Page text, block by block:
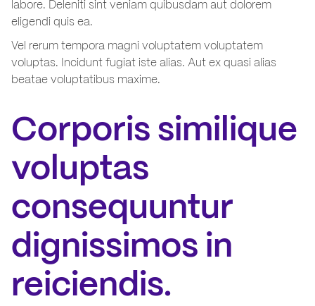
labore. Deleniti sint veniam quibusdam aut dolorem
eligendi quis ea.
Vel rerum tempora magni voluptatem voluptatem
voluptas. Incidunt fugiat iste alias. Aut ex quasi alias
beatae voluptatibus maxime.
Corporis similique
voluptas
consequuntur
dignissimos in
reiciendis.